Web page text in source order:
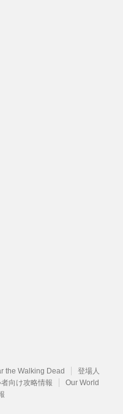
the Walking Dead
登場人
向け攻略情報
Our World